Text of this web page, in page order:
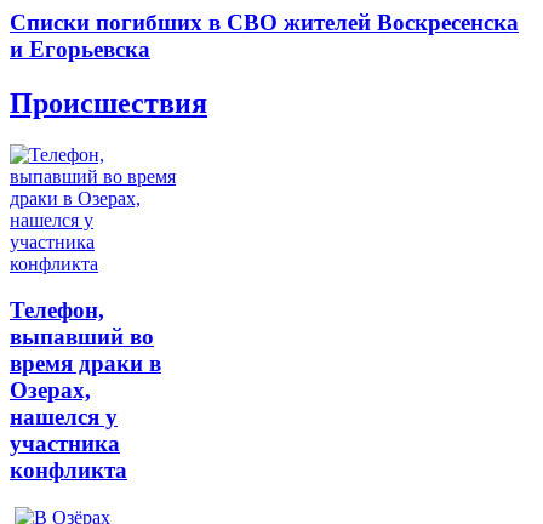
Списки погибших в СВО жителей Воскресенска
и Егорьевска
Происшествия
Телефон,
выпавший во
время драки в
Озерах,
нашелся у
участника
конфликта